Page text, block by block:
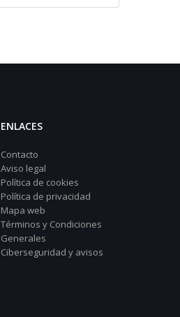
ENLACES
Contacto
Aviso legal
Política de cookies
Política de privacidad
Mapa web
Términos y Condiciones
Generales
Ciberseguridad y avisos